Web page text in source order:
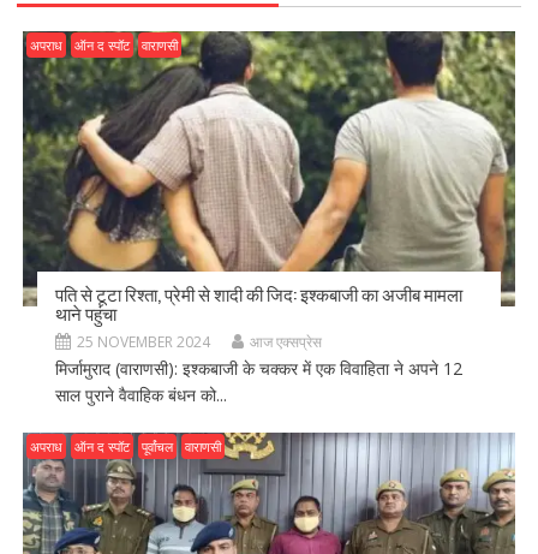
अपराध ऑन द स्पॉट वाराणसी
पति से टूटा रिश्ता, प्रेमी से शादी की जिद: इश्कबाजी का अजीब मामला
थाने पहुंचा
25 NOVEMBER 2024 आज एक्सप्रेस
मिर्जामुराद (वाराणसी): इश्कबाजी के चक्कर में एक विवाहिता ने अपने 12
साल पुराने वैवाहिक बंधन को...
अपराध ऑन द स्पॉट पूर्वांचल वाराणसी